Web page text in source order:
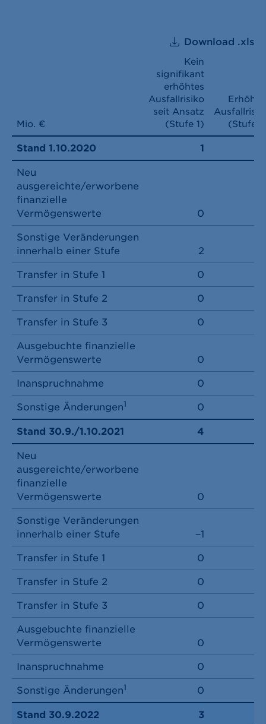
Download .xls
Mio. €
Kein
signifikant
erhöhtes
Ausfallrisiko
seit Ansatz
(Stufe 1)
(Stufe
Stand 1.10.2020 1
Neu
ausgereichte/erworbene
finanzielle
Vermögenswerte
0
Sonstige Veränderungen
innerhalb einer Stufe
2
Transfer in Stufe 1 0
Transfer in Stufe 2 0
Transfer in Stufe 3 0
Ausgebuchte finanzielle
Vermögenswerte
0
Inanspruchnahme 0
Sonstige Änderungen1 0
Stand 30.9./1.10.2021 4
Neu
ausgereichte/erworbene
finanzielle
Vermögenswerte
0
Sonstige Veränderungen
innerhalb einer Stufe
−1
Transfer in Stufe 1 0
Transfer in Stufe 2 0
Transfer in Stufe 3 0
Ausgebuchte finanzielle
Vermögenswerte
0
Inanspruchnahme 0
Sonstige Änderungen1 0
Stand 30.9.2022 3